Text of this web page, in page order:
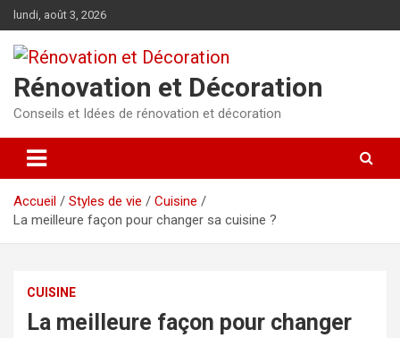
Aller
au
contenu
lundi, août 3, 2026
Rénovation et Décoration
Conseils et Idées de rénovation et décoration
Accueil Styles de vie
Cuisine
La meilleure façon pour changer sa cuisine ?
CUISINE
La meilleure façon pour changer